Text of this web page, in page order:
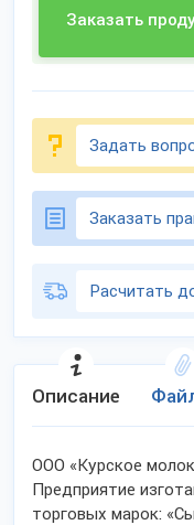
Заказать
Задать
Заказать
Расчитать
Описание
ООО «Курское
Предприятие
торговых марок: